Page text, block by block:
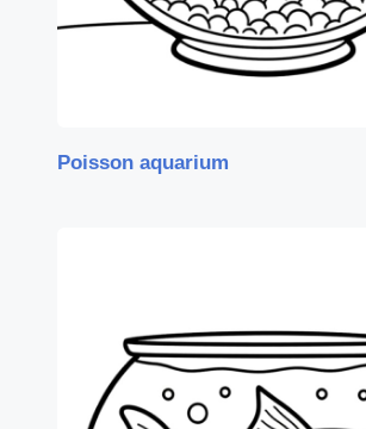
Poisson aquarium